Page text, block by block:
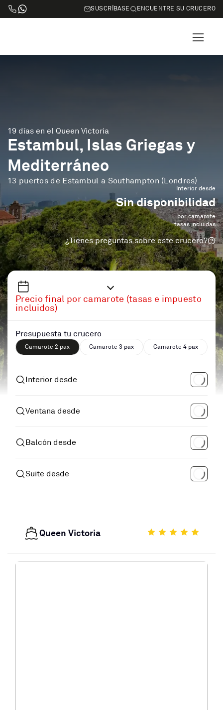
SUSCRÍBASE ENCUENTRE SU CRUCERO
19 días en el Queen Victoria
Estambul, Islas Griegas y
Mediterráneo
13 puertos de Estambul a Southampton (Londres)
Interior desde
Sin disponibilidad
por camarote
tasas incluidas
¿Tienes preguntas sobre este crucero?
Precio final por camarote (tasas e impuesto
incluidos)
Presupuesta tu crucero
Camarote 2 pax Camarote 3 pax Camarote 4 pax
Interior desde
Ventana desde
Balcón desde
Suite desde
Queen Victoria